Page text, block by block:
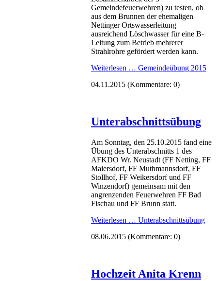
Gemeindefeuerwehren) zu testen, ob
aus dem Brunnen der ehemaligen
Nettinger Ortswasserleitung
ausreichend Löschwasser für eine B-
Leitung zum Betrieb mehrerer
Strahlrohre gefördert werden kann.
Weiterlesen … Gemeindeübung 2015
04.11.2015 (Kommentare: 0)
Unterabschnittsübung
Am Sonntag, den 25.10.2015 fand eine
Übung des Unterabschnitts 1 des
AFKDO Wr. Neustadt (FF Netting, FF
Maiersdorf, FF Muthmannsdorf, FF
Stollhof, FF Weikersdorf und FF
Winzendorf) gemeinsam mit den
angrenzenden Feuerwehren FF Bad
Fischau und FF Brunn statt.
Weiterlesen … Unterabschnittsübung
08.06.2015 (Kommentare: 0)
Hochzeit Anita Krenn